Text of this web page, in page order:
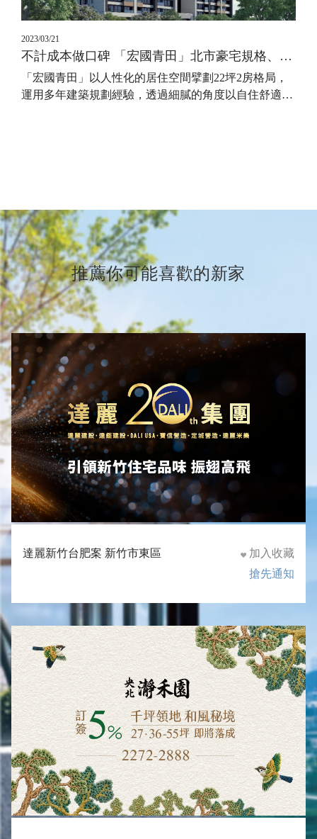
2023/03/21
不計成本做口碑 「宏國青田」北市豪宅規格、101原班人馬
「宏國青田」以人性化的居住空間擘劃22坪2房格局，
運用多年建築規劃經驗，透過細膩的角度以自住舒適…
推薦你可能喜歡的新家
達麗新竹台肥案 新竹市東區
加入收藏
搶先通知